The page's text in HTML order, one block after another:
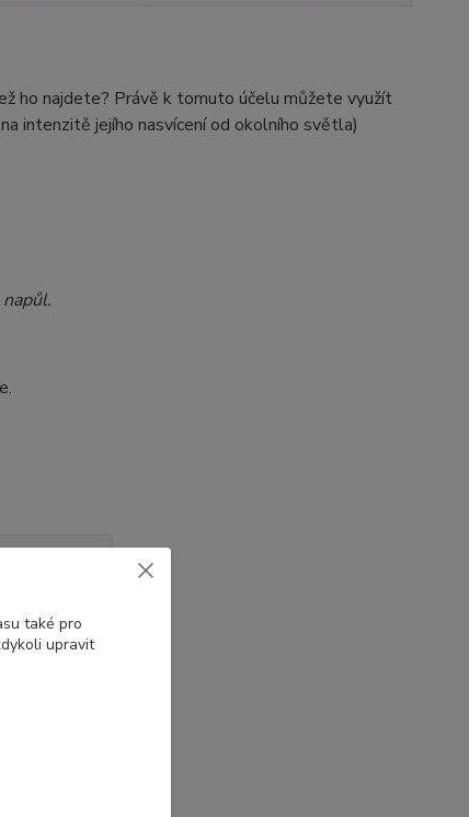
ho najdete? Právě k tomuto účelu můžete využít
intenzitě jejího nasvícení od okolního světla)
také pro
upravit